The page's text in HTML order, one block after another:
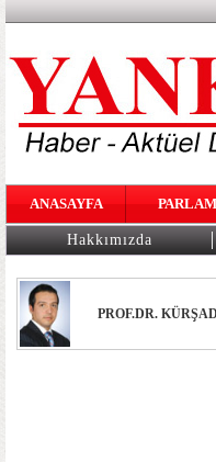
ANASAYFA
Hakkımızda
PROF.DR.